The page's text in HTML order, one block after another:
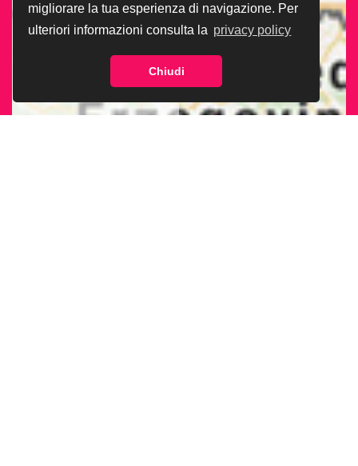
migliorare la tua esperienza di navigazione. Per
ulteriori informazioni consulta la privacy policy
Chiudi